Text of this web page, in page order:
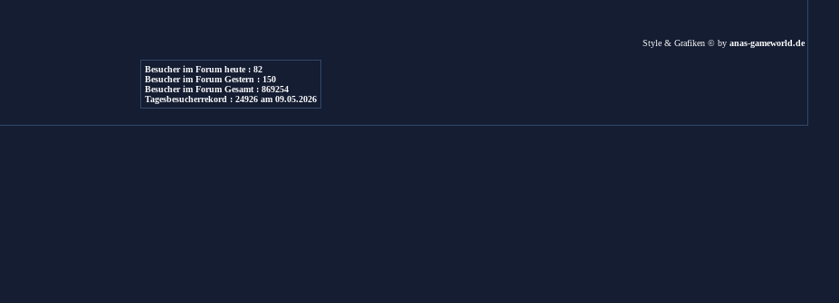
Style & Grafiken © by anas-gameworld.de
Besucher im Forum heute : 82
Besucher im Forum Gestern : 150
Besucher im Forum Gesamt : 869254
Tagesbesucherrekord : 24926 am 09.05.2026